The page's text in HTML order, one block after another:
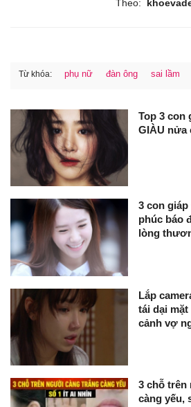
Theo:
Từ khóa: phụ nữ đàn ông sai lầm
Top 3 con
GIÀU nửa
3 con
phúc báo
lòng
Lắp
tái dại
cảnh vợ
3 chỗ
càng yếu,